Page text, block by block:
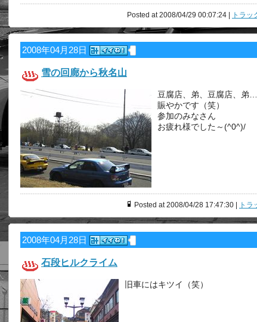
Posted at 2008/04/29 00:07:24 | トラッ
2008年04月28日
雪の回廊から秋名山
豆腐店、弟、豆腐店、弟…
賑やかです（笑）
参加のみなさん
お疲れ様でした～(^0^)/
Posted at 2008/04/28 17:47:30 | トラ
2008年04月28日
石段ヒルクライム
旧車にはキツイ（笑）